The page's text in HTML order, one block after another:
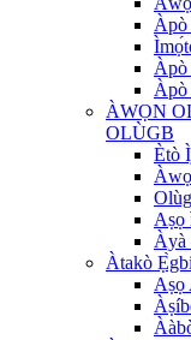
Àpò
Àpò
Àpò
ÀWỌN
OLÙGB
Ètò
Aṣọ
Àyà
Àtakò
Aṣọ